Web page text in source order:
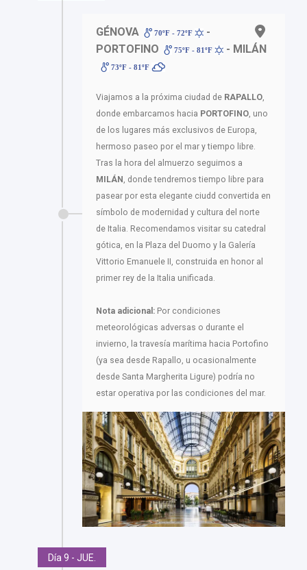
GÉNOVA 70ºF - 72ºF
-
PORTOFINO
75ºF - 81ºF - MILÁN
73ºF - 81ºF
Viajamos a la próxima ciudad de RAPALLO,
donde embarcamos hacia PORTOFINO, uno
de los lugares más exclusivos de Europa,
hermoso paseo por el mar y tiempo libre.
Tras la hora del almuerzo seguimos a
MILÁN , donde tendremos tiempo libre para
pasear por esta elegante ciudd convertida en
símbolo de modernidad y cultura del norte
de Italia. Recomendamos visitar su catedral
gótica, en la Plaza del Duomo y la Galería
Vittorio Emanuele II, construida en honor al
primer rey de la Italia unificada.
Nota adicional: Por condiciones
meteorológicas adversas o durante el
invierno, la travesía marítima hacia Portofino
(ya sea desde Rapallo, u ocasionalmente
desde Santa Margherita Ligure) podría no
estar operativa por las condiciones del mar.
Día 9 - JUE.